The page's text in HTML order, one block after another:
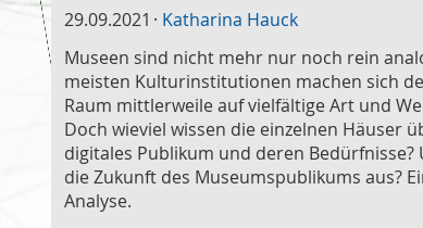
29.09.2021
Katharina Hauck
Museen sind nicht mehr nur noch rein
meisten Kulturinstitutionen machen sich
Raum mittlerweile auf vielfältige Art und
Doch wieviel wissen die einzelnen Häuser
digitales Publikum und deren Bedürfnisse?
die Zukunft des Museumspublikums aus?
Analyse.